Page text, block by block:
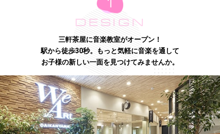
DESIGN
三軒茶屋に音楽教室がオープン！
駅から徒歩30秒。もっと気軽に音楽を通して
お子様の新しい一面を見つけてみませんか。